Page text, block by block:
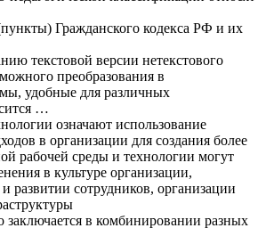
Гражданского кодекса РФ и их
текстовой версии нетекстового
преобразования в
удобные для различных
…
означают использование
в организации для создания более
рабочей среды и технологии могут
в культуре организации,
развитии сотрудников, организации
заключается в комбинировании разных